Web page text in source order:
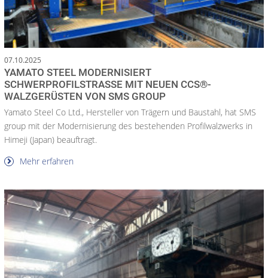
07.10.2025
YAMATO STEEL MODERNISIERT
SCHWERPROFILSTRASSE MIT NEUEN CCS®-W
ALZGERÜSTEN VON SMS GROUP
Yamato Steel Co Ltd., Hersteller von Trägern und Baustahl, hat SMS
group mit der Modernisierung des bestehenden Profilwalzwerks in
Himeji (Japan) beauftragt.
Mehr erfahren